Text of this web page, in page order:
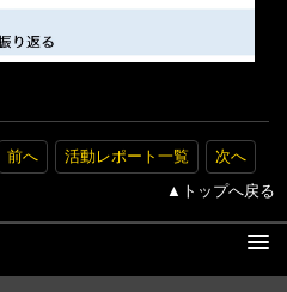
前へ 活動レポート一覧
次へ
▲トップへ戻る